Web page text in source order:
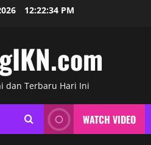
12:22:34 PM
dan Terbaru Hari Ini
WATCH VIDEO